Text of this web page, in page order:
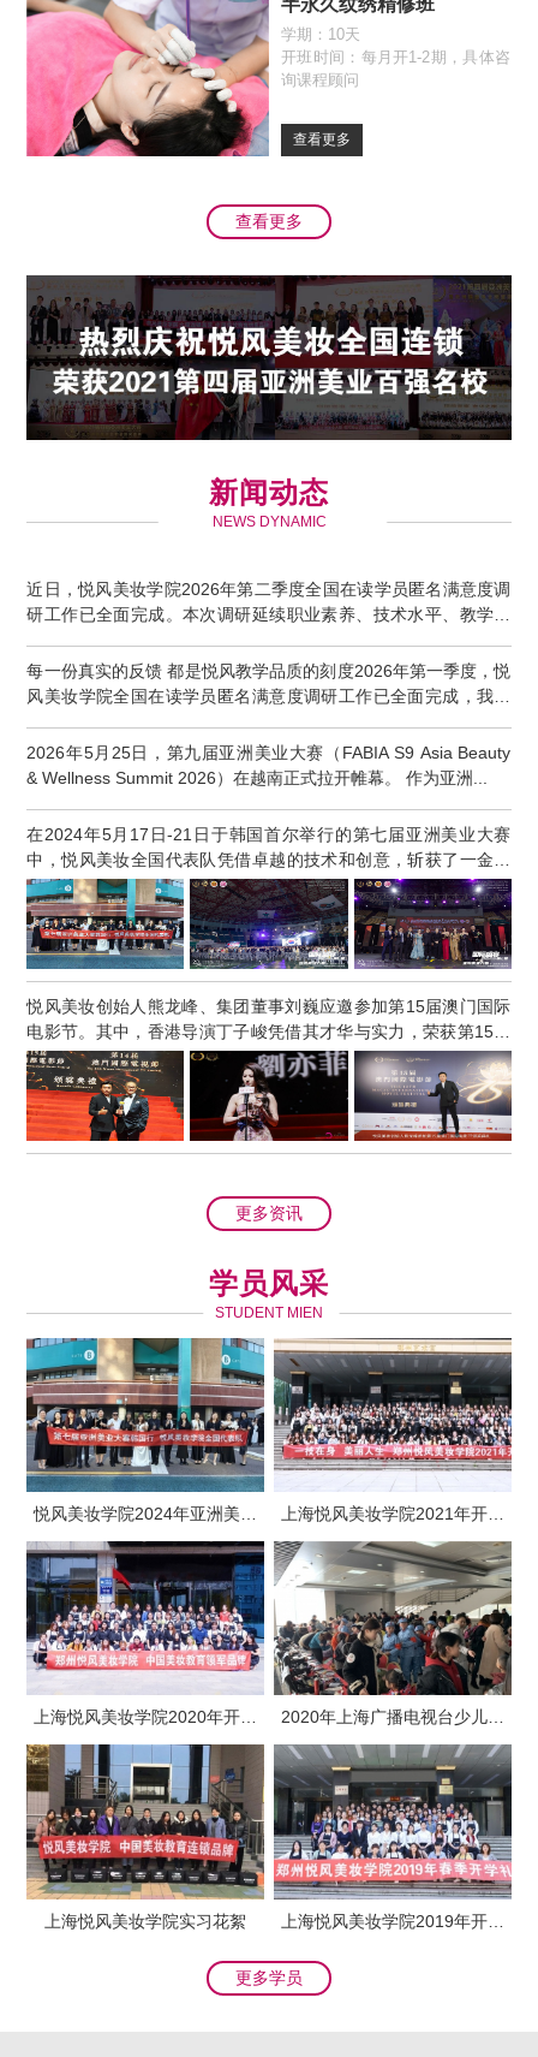
学期：10天
开班时间：每月开1-2期，具体咨
询课程顾问
查看更多
查看更多
新闻动态
NEWS DYNAMIC
近日，悦风美妆学院2026年第二季度全国在读学员匿名满意度调
研工作已全面完成。本次调研延续职业素养、技术水平、教学能
每一份真实的反馈 都是悦风教学品质的刻度2026年第一季度，悦
风美妆学院全国在读学员匿名满意度调研工作已全面完成，我们
2026年5月25日，第九届亚洲美业大赛（FABIA S9 Asia Beauty
& Wellness Summit 2026）在越南正式拉开帷幕。 作为亚洲...
在2024年5月17日-21日于韩国首尔举行的第七届亚洲美业大赛
中，悦风美妆全国代表队凭借卓越的技术和创意，斩获了一金一
银二铜...
悦风美妆创始人熊龙峰、集团董事刘巍应邀参加第15届澳门国际
电影节。其中，香港导演丁子峻凭借其才华与实力，荣获第15届
澳门...
更多资讯
学员风采
STUDENT MIEN
悦风美妆学院2024年亚洲美业
上海悦风美妆学院2021年开学
上海悦风美妆学院2020年开学
2020年上海广播电视台少儿春
上海悦风美妆学院实习花絮
上海悦风美妆学院2019年开学
更多学员